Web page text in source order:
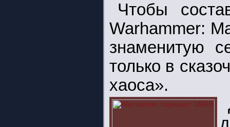
Чтобы
Warhammer:
знаменитую
только в
хаоса».